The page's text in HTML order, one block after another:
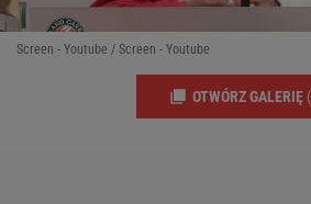
Screen - Youtube / Screen - Youtube
OTWÓRZ GALERIĘ